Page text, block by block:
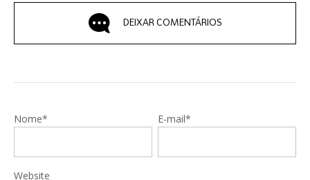
DEIXAR COMENTÁRIOS
Nome* E-mail*
Website